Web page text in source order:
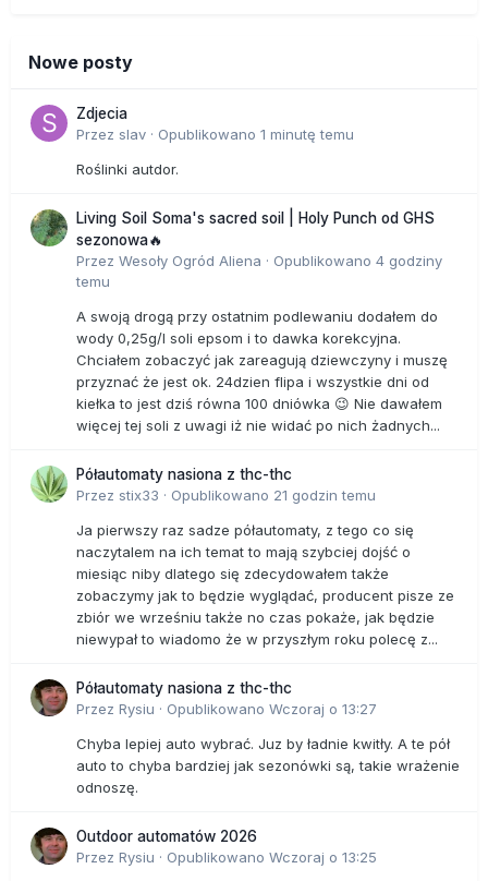
Nowe posty
Zdjecia
Przez slav · Opublikowano 1 minutę temu
Roślinki autdor.
Living Soil Soma's sacred soil | Holy Punch od GHS
sezonowa🔥
Przez Wesoły Ogród Aliena · Opublikowano 4 godziny
temu
A swoją drogą przy ostatnim podlewaniu dodałem do
wody 0,25g/l soli epsom i to dawka korekcyjna.
Chciałem zobaczyć jak zareagują dziewczyny i muszę
przyznać że jest ok. 24dzien flipa i wszystkie dni od
kiełka to jest dziś równa 100 dniówka 😉 Nie dawałem
więcej tej soli z uwagi iż nie widać po nich żadnych...
Półautomaty nasiona z thc-thc
Przez stix33 · Opublikowano 21 godzin temu
Ja pierwszy raz sadze półautomaty, z tego co się
naczytalem na ich temat to mają szybciej dojść o
miesiąc niby dlatego się zdecydowałem także
zobaczymy jak to będzie wyglądać, producent pisze ze
zbiór we wrześniu także no czas pokaże, jak będzie
niewypał to wiadomo że w przyszłym roku polecę z...
Półautomaty nasiona z thc-thc
Przez Rysiu · Opublikowano Wczoraj o 13:27
Chyba lepiej auto wybrać. Juz by ładnie kwitły. A te pół
auto to chyba bardziej jak sezonówki są, takie wrażenie
odnoszę.
Outdoor automatów 2026
Przez Rysiu · Opublikowano Wczoraj o 13:25